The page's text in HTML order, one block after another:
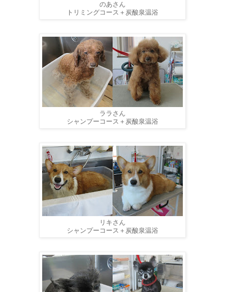
のあさん
トリミングコース＋炭酸泉温浴
ララさん
シャンプーコース＋炭酸泉温浴
リキさん
シャンプーコース＋炭酸泉温浴